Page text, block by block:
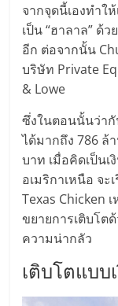
ไชส์
ขาย
หน้า
บ้าน
ลงทุน
น้อย
คืน
จากจุดนี้เองทำใ
เป็น “ฮาลาล” ด้
อีก ต่อจากนั้น
บริษัท Private
& Lowe
ซึ่งในตอนนั้นว่ากั
ได้มากถึง 786 ล้
บาท เมื่อคิดเป็น
อเมริกาเหนือ จะ
Texas Chicken
ขยายการเติบโต
ความน่ากลัว
เติบโตแบบ